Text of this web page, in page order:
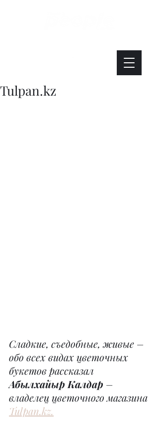
Tulpan.kz
Сладкие, съедобные, живые –
обо всех видах цветочных
букетов рассказал
Абылхайыр Калдар –
владелец цветочного магазина
Tulpan.kz.